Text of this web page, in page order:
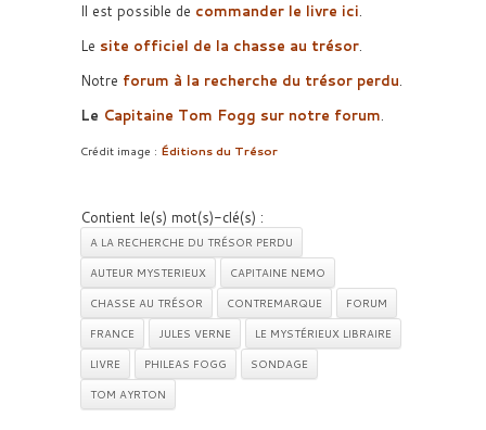
Il est possible de commander le livre ici.
Le site officiel de la chasse au trésor.
Notre forum à la recherche du trésor perdu.
Le Capitaine Tom Fogg sur notre forum.
Crédit image : Éditions du Trésor
Contient le(s) mot(s)-clé(s) :
A LA RECHERCHE DU TRÉSOR PERDU
AUTEUR MYSTERIEUX
CAPITAINE NEMO
CHASSE AU TRÉSOR
CONTREMARQUE
FORUM
FRANCE
JULES VERNE
LE MYSTÉRIEUX LIBRAIRE
LIVRE
PHILEAS FOGG
SONDAGE
TOM AYRTON